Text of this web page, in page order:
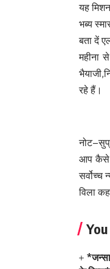
यह
भब्य
बता दें
महीना
रहे हैं।
आप कैसे
सर्वोच्च
विला